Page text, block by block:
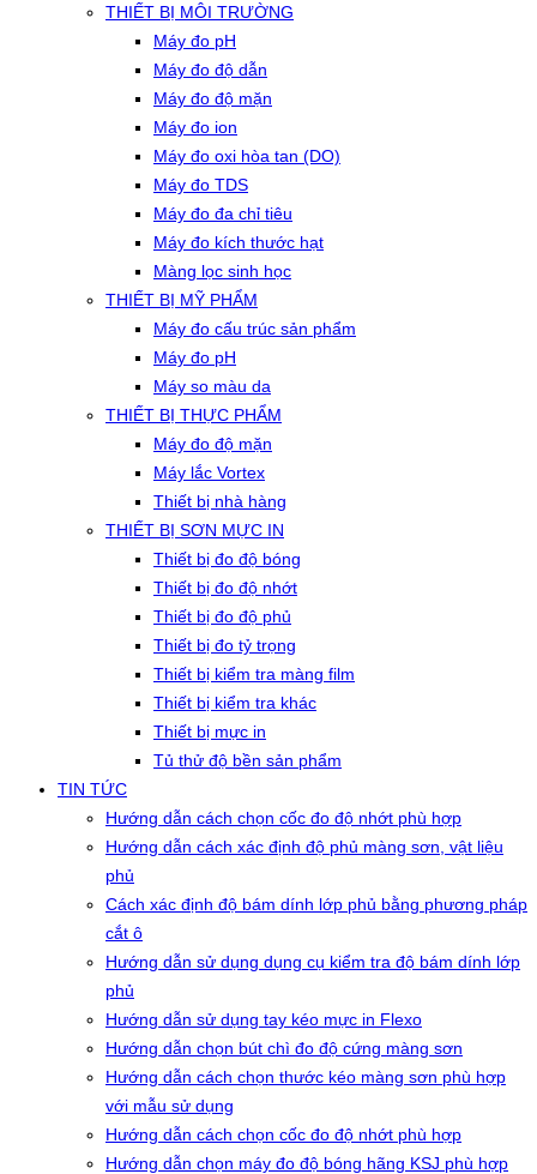
THIẾT BỊ MÔI TRƯỜNG
Máy đo pH
Máy đo độ dẫn
Máy đo độ mặn
Máy đo ion
Máy đo oxi hòa tan (DO)
Máy đo TDS
Máy đo đa chỉ tiêu
Máy đo kích thước hạt
Màng lọc sinh học
THIẾT BỊ MỸ PHẨM
Máy đo cấu trúc sản phẩm
Máy đo pH
Máy so màu da
THIẾT BỊ THỰC PHẨM
Máy đo độ mặn
Máy lắc Vortex
Thiết bị nhà hàng
THIẾT BỊ SƠN MỰC IN
Thiết bị đo độ bóng
Thiết bị đo độ nhớt
Thiết bị đo độ phủ
Thiết bị đo tỷ trọng
Thiết bị kiểm tra màng film
Thiết bị kiểm tra khác
Thiết bị mực in
Tủ thử độ bền sản phẩm
TIN TỨC
Hướng dẫn cách chọn cốc đo độ nhớt phù hợp
Hướng dẫn cách xác định độ phủ màng sơn, vật liệu
phủ
Cách xác định độ bám dính lớp phủ bằng phương pháp
cắt ô
Hướng dẫn sử dụng dụng cụ kiểm tra độ bám dính lớp
phủ
Hướng dẫn sử dụng tay kéo mực in Flexo
Hướng dẫn chọn bút chì đo độ cứng màng sơn
Hướng dẫn cách chọn thước kéo màng sơn phù hợp
với mẫu sử dụng
Hướng dẫn cách chọn cốc đo độ nhớt phù hợp
Hướng dẫn chọn máy đo độ bóng hãng KSJ phù hợp